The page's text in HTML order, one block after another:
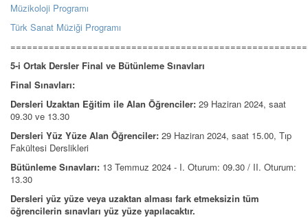
Müzikoloji Programı
Türk Sanat Müziği Programı
5-i Ortak Dersler Final ve Bütünleme Sınavları
Final Sınavları:
Dersleri Uzaktan Eğitim ile Alan Öğrenciler: 29 Haziran 2024, saat
09.30 ve 13.30
Dersleri Yüz Yüze Alan Öğrenciler: 29 Haziran 2024, saat 15.00, Tıp
Fakültesi Derslikleri
Bütünleme Sınavları: 13 Temmuz 2024 - I. Oturum: 09.30 / II. Oturum:
13.30
Dersleri yüz yüze veya uzaktan alması fark etmeksizin tüm
öğrencilerin sınavları yüz yüze yapılacaktır.